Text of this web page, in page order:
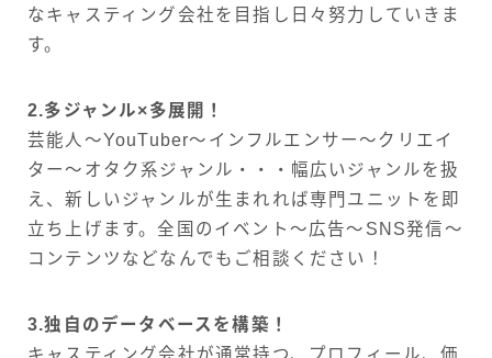
なキャスティング会社を目指し日々努力していきま
す。
2.多ジャンル×多展開！
芸能人～YouTuber～インフルエンサー～クリエイ
ター～オタク系ジャンル・・・幅広いジャンルを扱
え、新しいジャンルが生まれれば専門ユニットを即
立ち上げます。全国のイベント～広告～SNS発信～
コンテンツなどなんでもご相談ください！
3.独自のデータベースを構築！